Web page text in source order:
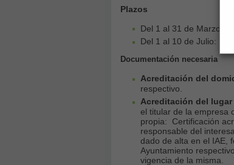
Plazos
Del 1 al 31 de Marzo:
Del 1 al 10 de Julio:
Documentación necesaria
Acreditación del
respectivo.
Acreditación del lugar
el titular de la empresa
propia: Certificación
responsable del
dado de alta en el IAE,
Ayuntamiento
vigencia de la misma.